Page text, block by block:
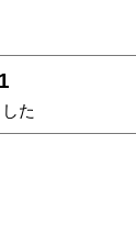
た